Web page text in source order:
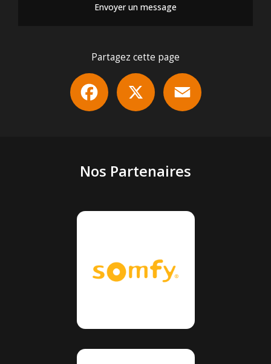
Envoyer un message
Partagez cette page
Facebook
Nos Partenaires